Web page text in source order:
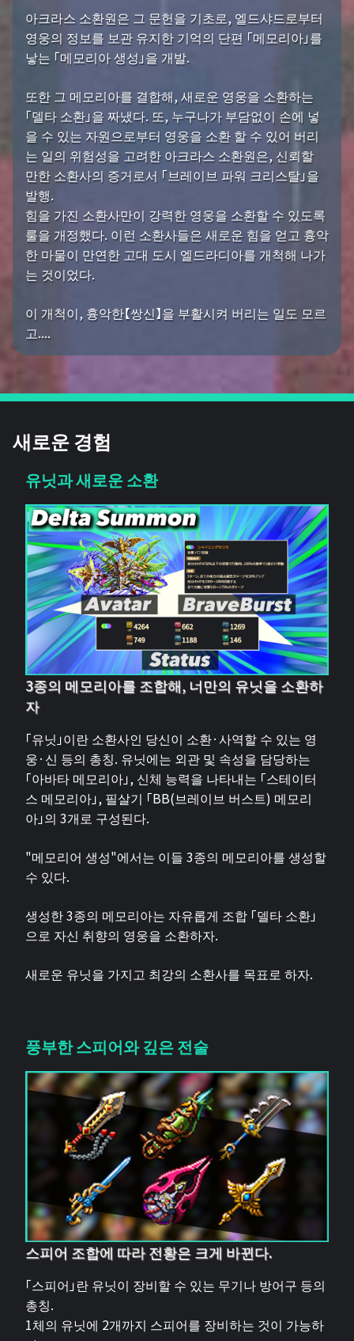
아크라스 소환원은 그 문헌을 기초로, 엘드샤드로부터
영웅의 정보를 보관 유지한 기억의 단편 「메모리아」를
낳는 「메모리아 생성」을 개발.
또한 그 메모리아를 결합해, 새로운 영웅을 소환하는
「델타 소환」을 짜냈다. 또, 누구나가 부담없이 손에 넣
을 수 있는 자원으로부터 영웅을 소환 할 수 있어 버리
는 일의 위험성을 고려한 아크라스 소환원은, 신뢰할
만한 소환사의 증거로서 「브레이브 파워 크리스탈」을
발행.
힘을 가진 소환사만이 강력한 영웅을 소환할 수 있도록
룰을 개정했다. 이런 소환사들은 새로운 힘을 얻고 흉악
한 마물이 만연한 고대 도시 엘드라디아를 개척해 나가
는 것이었다.
이 개척이, 흉악한【쌍신】을 부활시켜 버리는 일도 모르
고....
새로운 경험
유닛과 새로운 소환
3종의 메모리아를 조합해, 너만의 유닛을 소환하
자
「유닛」이란 소환사인 당신이 소환·사역할 수 있는 영
웅·신 등의 총칭. 유닛에는 외관 및 속성을 담당하는
「아바타 메모리아」, 신체 능력을 나타내는 「스테이터
스 메모리아」, 필살기 「BB(브레이브 버스트) 메모리
아」의 3개로 구성된다.
"메모리어 생성"에서는 이들 3종의 메모리아를 생성할
수 있다.
생성한 3종의 메모리아는 자유롭게 조합 「델타 소환」
으로 자신 취향의 영웅을 소환하자.
새로운 유닛을 가지고 최강의 소환사를 목표로 하자.
풍부한 스피어와 깊은 전술
스피어 조합에 따라 전황은 크게 바뀐다.
「스피어」란 유닛이 장비할 수 있는 무기나 방어구 등의
총칭.
1체의 유닛에 2개까지 스피어를 장비하는 것이 가능하